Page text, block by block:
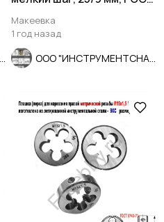
7740-71.
Макеевка
1 год назад